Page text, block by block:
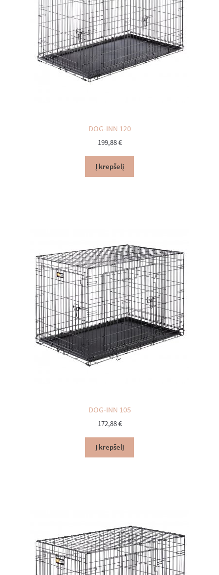
DOG-INN 120
199,88€
Į krepšelį
DOG-INN 105
172,88€
Į krepšelį